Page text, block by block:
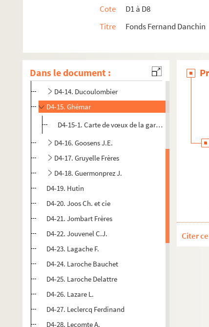
Cote
D1 à D8
Titre
Fonds Fernand Danchin
Dans le document :
D4-10. Danel L., étiquettes de fils
D4-12. Dubar et cie
D4-13. Doublemart
D4-14. Ducoulombier
D4-15. Ghémar
D4-15-1. Carte de vœux de la garde nationale
D4-16. Goosens J.E.
D4-17. Gruyelle Frères
D4-18. Guermonprez J.
D4-19. Hutin
D4-20. Joos Ch. et cie
D4-21. Jombart Frères
D4-22. Jouvenel C.J.
D4-23. Lagache F.
D4-24. Laroche Bauchet
D4-25. Laroche Delattre
D4-26. Lazare L.
D4-27. Leclercq Ferdinand
D4-28. Lecomte A.
Citer